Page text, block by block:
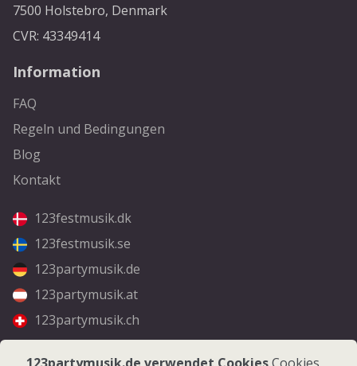
7500 Holstebro, Denmark
CVR: 43349414
Information
FAQ
Regeln und Bedingungen
Blog
Kontakt
123festmusik.dk
123festmusik.se
123partymusik.de
123partymusik.at
123partymusik.ch
Folgen Sie uns